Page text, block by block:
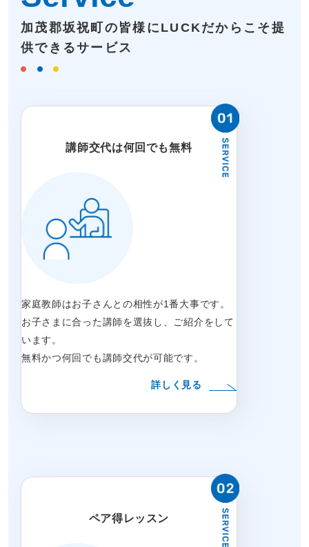
加茂郡坂祝町の皆様にLUCKだからこそ提
供できるサービス
講師交代は何回でも無料
家庭教師はお子さんとの相性が1番大事です。
お子さまに合った講師を選抜し、ご紹介をして
います。
無料かつ何回でも講師交代が可能です。
詳しく見る
ペア得レッスン